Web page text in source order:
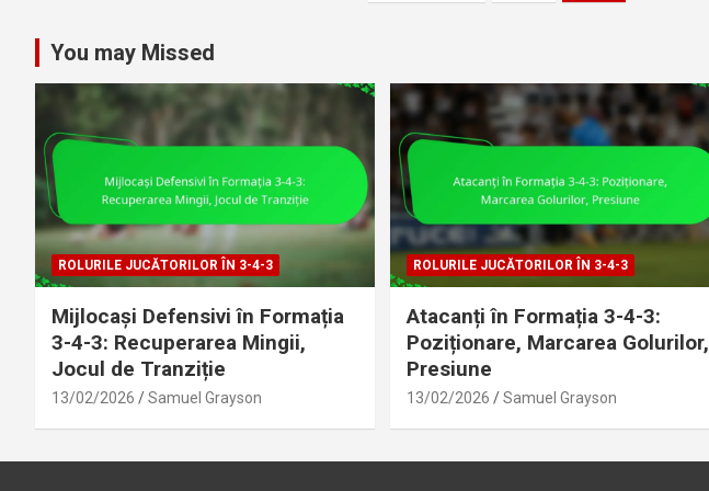
You may Missed
ROLURILE JUCĂTORILOR ÎN 3-4-3
Mijlocași Defensivi în Formația
3-4-3: Recuperarea Mingii,
Jocul de Tranziție
13/02/2026 Samuel Grayson
ROLURILE JUCĂTORILOR ÎN 3-4-3
Atacanți în Formația 3-4-3:
Poziționare, Marcarea Golurilor,
Presiune
13/02/2026 Samuel Grayson